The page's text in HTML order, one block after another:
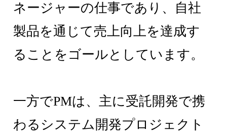
ネージャーの仕事であり、自社
製品を通じて売上向上を達成す
ることをゴールとしています。
一方でPMは、主に受託開発で携
わるシステム開発プロジェクト